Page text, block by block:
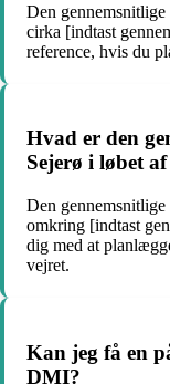
Den gennemsnitlige
cirka [indtast
reference, hvis du
Hvad er den
Sejerø i løbet
Den
omkring [indtast
dig med at
vejret.
Kan jeg få en
DMI?